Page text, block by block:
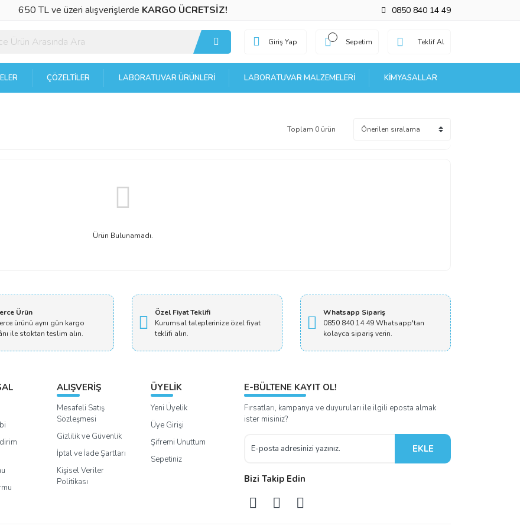
650 TL ve üzeri alışverişlerde KARGO ÜCRETSİZ! 0850 840 14 49
Giriş Yap Sepetim Teklif Al
ÇÖZELTILER LABORATUVAR ÜRÜNLERI LABORATUVAR MALZEMELERI KIMYASALLAR
Toplam 0 ürün
Ürün Bulunamadı.
Ürün
ürünü aynı gün kargo
ile stoktan teslim alın.
Özel Fiyat Teklifi
Kurumsal taleplerinize özel fiyat
teklifi alın.
Whatsapp Sipariş
0850 840 14 49 Whatsapp'tan
kolayca sipariş verin.
ALIŞVERİŞ
Mesafeli Satış
Sözleşmesi
Gizlilik ve Güvenlik
İptal ve İade Şartları
Kişisel Veriler
Politikası
ÜYELİK
Yeni Üyelik
Üye Girişi
Şifremi Unuttum
Sepetiniz
E-BÜLTENE KAYIT OL!
Fırsatları, kampanya ve duyuruları ile ilgili eposta almak
ister misiniz?
EKLE
Bizi Takip Edin